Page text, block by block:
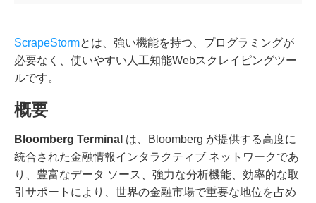
ScrapeStormとは、強い機能を持つ、プログラミングが
必要なく、使いやすい人工知能Webスクレイピングツー
ルです。
概要
Bloomberg Terminal は、Bloomberg が提供する高度に
統合された金融情報インタラクティブ ネットワークであ
り、豊富なデータ ソース、強力な分析機能、効率的な取
引サポートにより、世界の金融市場で重要な地位を占め